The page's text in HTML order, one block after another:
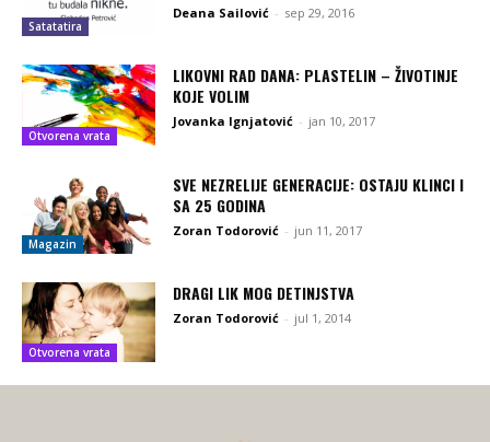
Satatatira
Deana Sailović - sep 29, 2016
Otvorena vrata
LIKOVNI RAD DANA: PLASTELIN – ŽIVOTINJE
KOJE VOLIM
Jovanka Ignjatović - jan 10, 2017
Magazin
SVE NEZRELIJE GENERACIJE: OSTAJU KLINCI I
SA 25 GODINA
Zoran Todorović - jun 11, 2017
Otvorena vrata
DRAGI LIK MOG DETINJSTVA
Zoran Todorović - jul 1, 2014